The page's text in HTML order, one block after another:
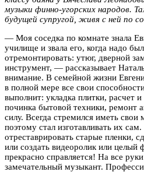
музыки финно-угорских народов.
будущей супругой, живя с ней по
— Моя соседка по комнате знала
училище и звала его, когда надо
отремонтировать: утюг, дверной
инструмент, — рассказывает
внимание. В семейной жизни
в полной мере все свои
выполнит: укладка плитки, расчет
починка бытовой техники, ремонт
силу. Всегда стремился иметь
поэтому стал изготавливать их
отреставрировать старые пленки,
или создать видеоролик или целый
прекрасно справляется! На все
замечательный музыкант.